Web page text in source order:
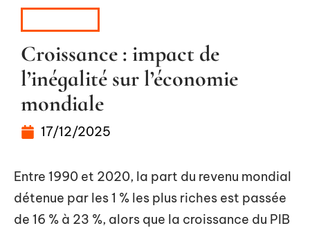
Croissance : impact de
l’inégalité sur l’économie
mondiale
17/12/2025
Entre 1990 et 2020, la part du revenu mondial
détenue par les 1 % les plus riches est passée
de 16 % à 23 %, alors que la croissance du PIB